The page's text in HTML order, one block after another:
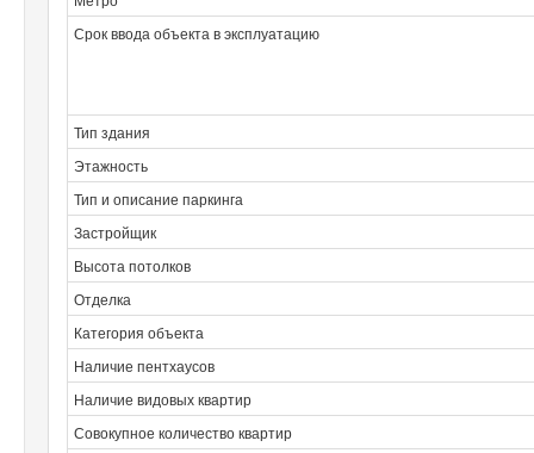
Срок ввода объекта в эксплуатацию
Тип здания
Этажность
Тип и описание паркинга
Застройщик
Высота потолков
Отделка
Категория объекта
Наличие пентхаусов
Наличие видовых квартир
Совокупное количество квартир